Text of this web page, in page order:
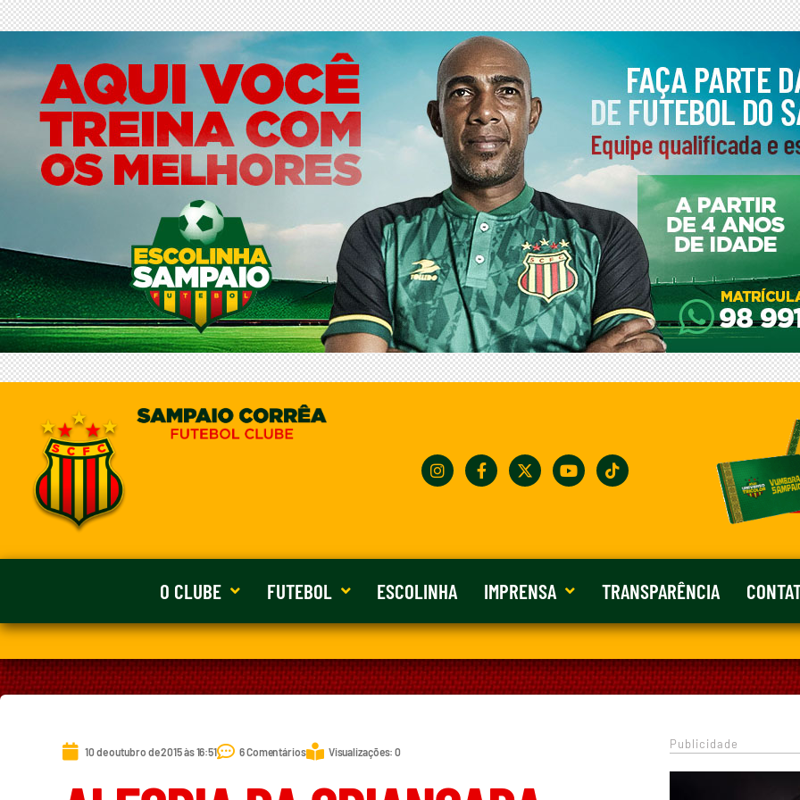
O CLUBE FUTEBOL ESCOLINHA IMPRENSA TRANSPARÊNCIA
10 de outubro de 2015 às 16:51 6 Comentários Visualizações: 0
Publicidade